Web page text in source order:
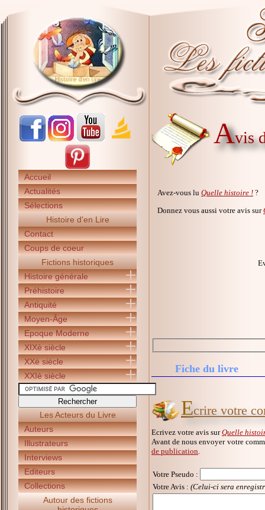
Accueil
Actualités
Sélections
Histoire d'en Lire
Contact
Coups de coeur
Fictions historiques
Histoire générale
Préhistoire
Antiquité
Moyen-Âge
Epoque Moderne
XIXè siècle
XXè siècle
XXIè siècle
Les Acteurs du Livre
Auteurs
Illustrateurs
Interviews
Editeurs
Collections
Autour des fictions
Avis
Avez-vous lu Quelle histoire ! ?
Donnez vous aussi votre avis sur
Fiche du livre
Ecrire votre
Ecrivez votre avis surQuelle
Avant de nous envoyer votre
de publication
Votre Pseudo :
Votre Avis : (Celui-ci sera